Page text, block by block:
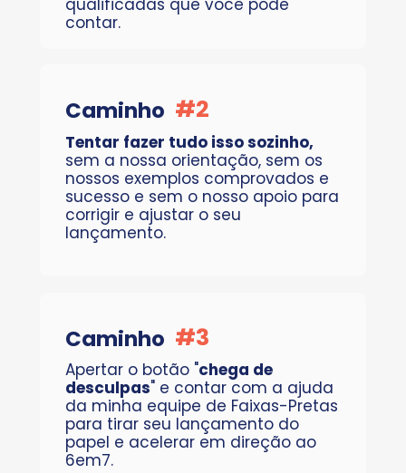
#3
#2
Caminho
Caminho
contar.
Apertar o botão "chega de
desculpas" e contar com a ajuda
da minha equipe de Faixas-Pretas
para tirar seu lançamento do
papel e acelerar em direção ao
6em7.
sem a nossa orientação, sem os
nossos exemplos comprovados e
sucesso e sem o nosso apoio para
corrigir e ajustar o seu
lançamento.